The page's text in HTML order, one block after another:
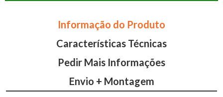
Informação do Produto
Características Técnicas
Pedir Mais Informações
Envio + Montagem